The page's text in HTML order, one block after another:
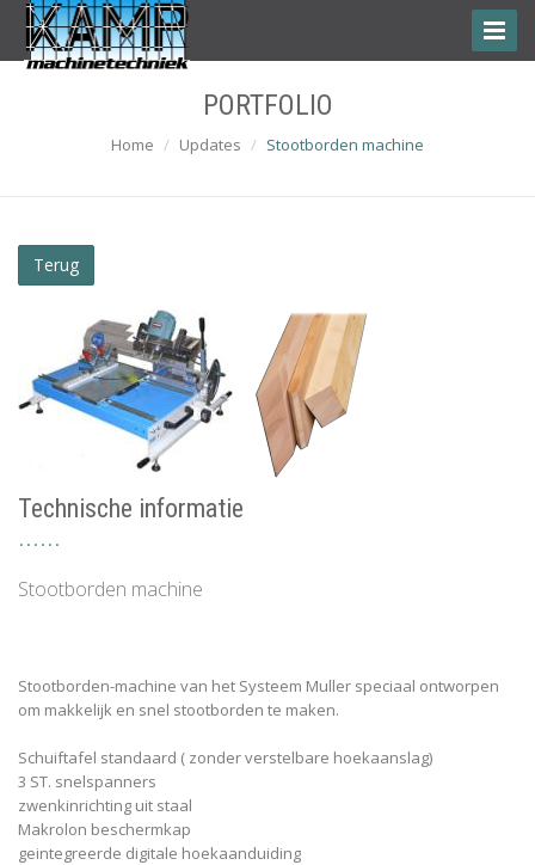
Toggle
PORTFOLIO
Home Updates Stootborden machine
Terug
Technische informatie
Stootborden machine
Stootborden-machine van het Systeem Muller speciaal ontworpen
om makkelijk en snel stootborden te maken.
Schuiftafel standaard ( zonder verstelbare hoekaanslag)
3 ST. snelspanners
zwenkinrichting uit staal
Makrolon beschermkap
geintegreerde digitale hoekaanduiding